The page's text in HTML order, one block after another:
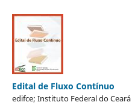
Edital de Fluxo Contínuo
edifce; Instituto Federal do Ceará